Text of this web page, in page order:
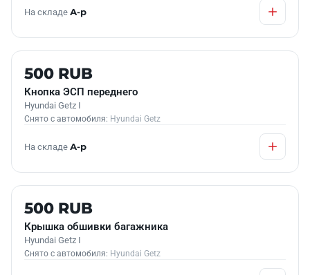
На складе А-р
Б/У В НАЛИЧИИ
500 RUB
Кнопка ЭСП переднего
Hyundai Getz I
Снято с автомобиля: Hyundai Getz
На складе А-р
Б/У В НАЛИЧИИ
500 RUB
Крышка обшивки багажника
Hyundai Getz I
Снято с автомобиля: Hyundai Getz